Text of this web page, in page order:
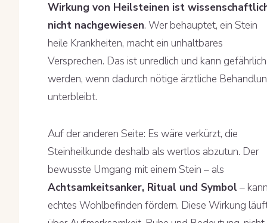
Wirkung von Heilsteinen ist
nicht nachgewiesen. Wer behauptet, ein Stein
heile Krankheiten, macht ein unhaltbares
Versprechen. Das ist unredlich und kann gefährlich
werden, wenn dadurch nötige ärztliche
unterbleibt.
Auf der anderen Seite: Es wäre verkürzt, die
Steinheilkunde deshalb als wertlos abzutun. Der
bewusste Umgang mit einem Stein – als
Achtsamkeitsanker, Ritual und Symbol –
echtes Wohlbefinden fördern. Diese Wirkung